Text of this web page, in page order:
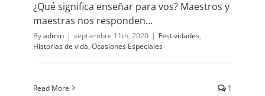
¿Qué significa enseñar para vos? Maestros y
maestras nos responden…
Byadmin | septiembre 11th, 2020 | Festividades,
Historias de vida, Ocasiones Especiales
Read More 1